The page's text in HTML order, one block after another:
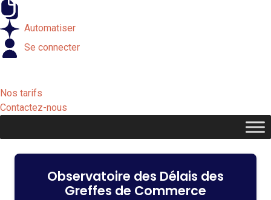
Automatiser
Se connecter
Nos tarifs
Contactez-nous
Observatoire des Délais des
Greffes de Commerce